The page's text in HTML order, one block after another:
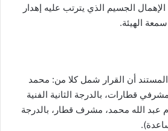
الجسيم الذي يترتب عليه إهدار
الهيئة.
أن القرار شمل كلا من: محمد
قطارات، بالدرجة الثانية الفنية
عبد الله محمد، مشرف قطار، بالدرجة